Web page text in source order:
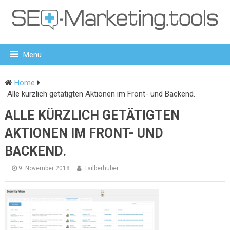
Menu
Home
Alle kürzlich getätigten Aktionen im Front- und Backend.
ALLE KÜRZLICH GETÄTIGTEN
AKTIONEN IM FRONT- UND
BACKEND.
9. November 2018 tsilberhuber